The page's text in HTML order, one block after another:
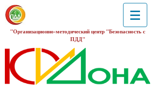
"Организационно-методический центр "Безопасность с
ПДД"